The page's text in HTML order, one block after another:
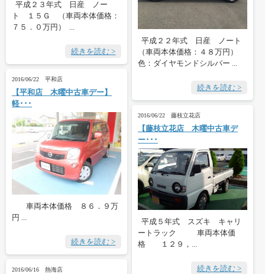
平成２３年式 日産 ノー
ト １５Ｇ （車両本体価格：
７５．０万円） ...
続きを読む >
平成２２年式 日産 ノート
（車両本体価格：４８万円）
色：ダイヤモンドシルバー ...
続きを読む >
2016/06/22 平和店
【平和店 木曜中古車デー】
軽･･･
車両本体価格 ８６．９万
円 ...
続きを読む >
2016/06/22 藤枝立花店
【藤枝立花店 木曜中古車デ
ー･･･
平成５年式 スズキ キャリ
ートラック 車両本体価
格 １２９，...
続きを読む >
2016/06/16 熱海店